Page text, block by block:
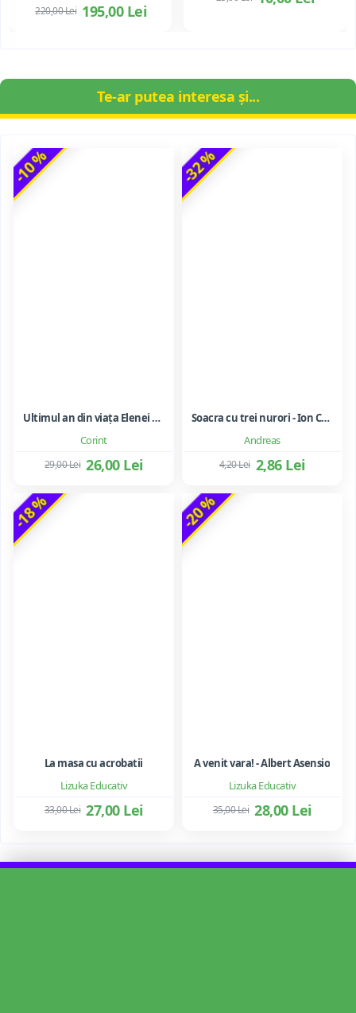
195,00 Lei
220,00 Lei
Te-ar putea interesa și...
-10 %
Corint
Ultimul an din viața Elenei Ceaușescu - LAVINIA BETEA
26,00 Lei
29,00 Lei
-32 %
Andreas
Soacra cu trei nurori - Ion Creanga
2,86 Lei
4,20 Lei
-18 %
Lizuka Educativ
La masa cu acrobatii
27,00 Lei
33,00 Lei
-20 %
Lizuka Educativ
A venit vara! - Albert Asensio
28,00 Lei
35,00 Lei